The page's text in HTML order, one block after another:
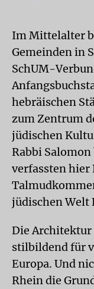
Im Mittelalter
Gemeinden in
SchUM-
hebräischen
zum Zentrum
jüdischen
Rabbi
verfassten
jüdischen Welt
Die Architektur
stilbildend für
Europa. Und
Rhein die